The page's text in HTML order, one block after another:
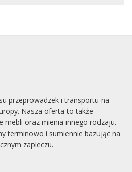
przeprowadzek i transportu na
Nasza oferta to także
mebli oraz mienia innego rodzaju.
terminowo i sumiennie bazując na
zapleczu.